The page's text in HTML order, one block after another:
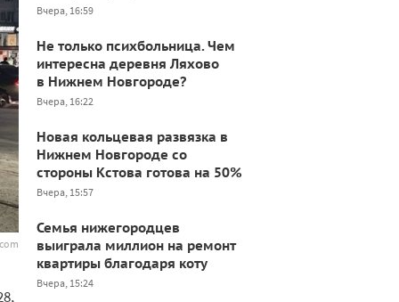
Вчера, 16:59
Не только психбольница. Чем
интересна деревня Ляхово
в Нижнем Новгороде?
Вчера, 16:22
Новая кольцевая развязка в
Нижнем Новгороде со
стороны Кстова готова на 50%
Вчера, 15:57
Семья нижегородцев
выиграла миллион на ремонт
квартиры благодаря коту
Вчера, 15:24